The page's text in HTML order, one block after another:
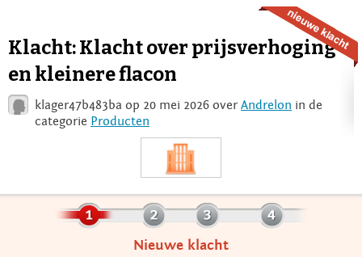
Voor Bedrijven
Login
Klacht: Klacht over prijsverhoging
en kleinere flacon
klager47b483ba op 20 mei 2026 overAndrelon in de
categorie Producten
Nieuwe klacht